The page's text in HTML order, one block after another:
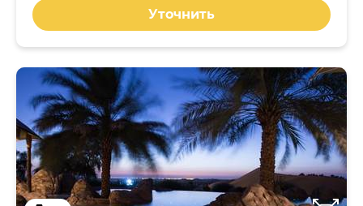
Уточнить